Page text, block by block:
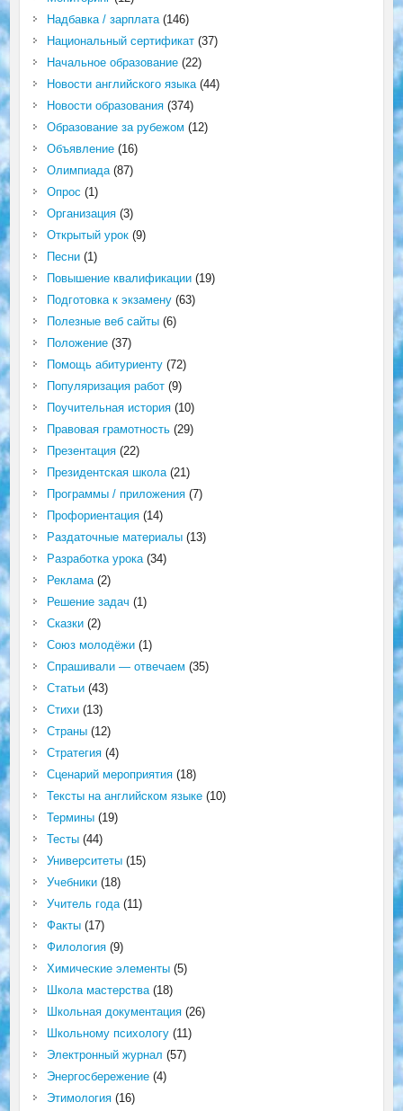
Надбавка / зарплата(146)
Национальный сертификат(37)
Начальное образование(22)
Новости английского языка(44)
Новости образования(374)
Образование за рубежом (12)
Объявление(16)
Олимпиада(87)
Опрос (1)
Организация(3)
Открытый урок(9)
Песни(1)
Повышение квалификации(19)
Подготовка к экзамену(63)
Полезные веб сайты(6)
Положение(37)
Помощь абитуриенту(72)
Популяризация работ(9)
Поучительная история(10)
Правовая грамотность(29)
Презентация(22)
Президентская школа(21)
Программы / приложения(7)
Профориентация(14)
Раздаточные материалы(13)
Разработка урока(34)
Реклама(2)
Решение задач (1)
Сказки(2)
Союз молодёжи(1)
Спрашивали — отвечаем (35)
Статьи(43)
Стихи(13)
Страны(12)
Стратегия(4)
Сценарий мероприятия(18)
Тексты на английском языке(10)
Термины(19)
Тесты(44)
Университеты(15)
Учебники(18)
Учитель года(11)
Факты(17)
Филология(9)
Химические элементы(5)
Школа мастерства(18)
Школьная документация(26)
Школьному психологу(11)
Электронный журнал (57)
Энергосбережение(4)
Этимология(16)